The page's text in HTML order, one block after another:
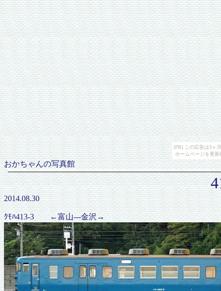
[PR] この広告は3ヶ
ホームページを更
おかちゃんの写真館
2014.08.30
ｸﾓﾊ413-3 ←富山---金沢→